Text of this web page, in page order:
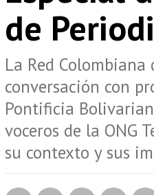
de
La Red
conversación con
Pontificia
voceros de la ONG
su contexto y sus